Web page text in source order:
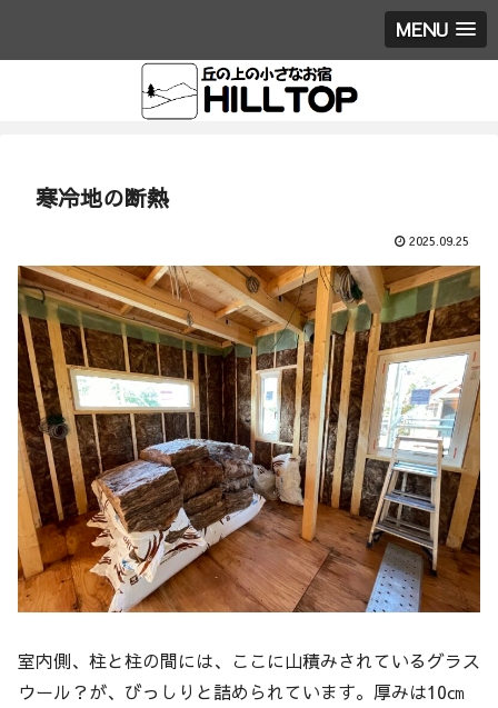
MENU
寒冷地の断熱
2025.09.25
室内側、柱と柱の間には、ここに山積みされているグラス
ウール？が、びっしりと詰められています。厚みは10㎝